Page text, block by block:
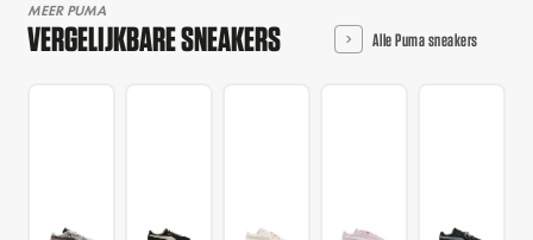
MEER PUMA
VERGELIJKBARE SNEAKERS Alle Puma sneakers